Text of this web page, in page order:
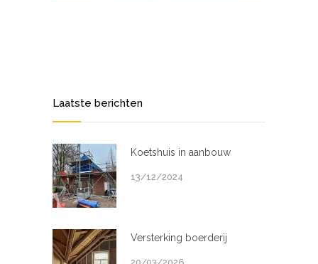
Laatste berichten
Koetshuis in aanbouw
13/12/2024
Versterking boerderij